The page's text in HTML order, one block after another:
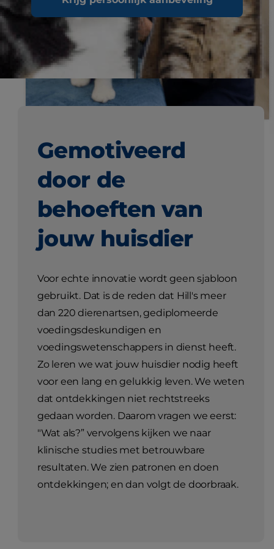
Gemotiveerd
door de
behoeften van
jouw huisdier
Voor echte innovatie wordt geen sjabloon
gebruikt. Dat is de reden dat Hill's meer
dan 220 dierenartsen, gediplomeerde
voedingsdeskundigen en
voedingswetenschappers in dienst heeft.
Zo leren we wat jouw huisdier nodig heeft
voor een lang en gelukkig leven. We weten
dat ontdekkingen niet rechtstreeks
gedaan worden. Daarom vragen we eerst:
"Wat als?” vervolgens kijken we naar
klinische studies met betrouwbare
resultaten. We zien patronen en doen
ontdekkingen; en dan volgt de doorbraak.